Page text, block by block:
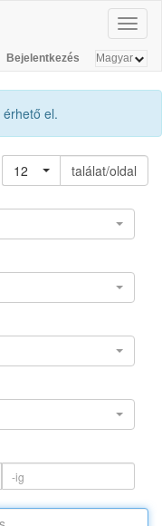
Bejelentkezés
érhető el.
12
találat/oldal